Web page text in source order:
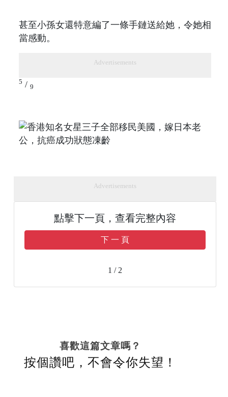
甚至小孫女還特意編了一條手鏈送給她，令她相
當感動。
Advertisements
5 / 9
Advertisements
點擊下一頁，查看完整內容
下 一 頁
1 / 2
喜歡這篇文章嗎？
按個讚吧，不會令你失望！